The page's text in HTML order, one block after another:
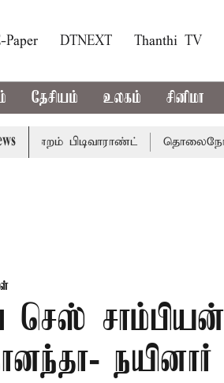
Paper DTNEXT Thanthi TV
தேசியம் உலகம் சினிமா
பிடிவாராண்ட் தொலைநோக்கு
செஸ்